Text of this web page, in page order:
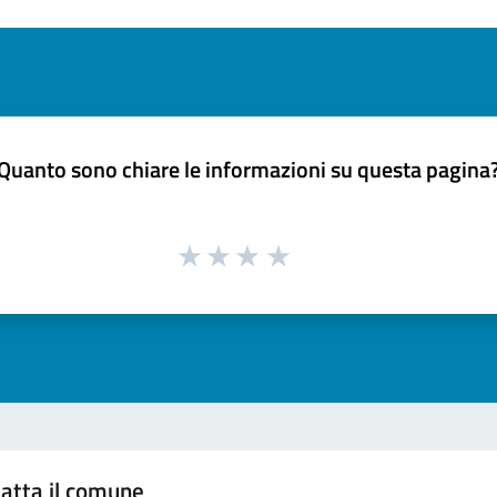
sono chiare le informazioni su questa
il comune